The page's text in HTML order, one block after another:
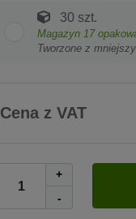
30 szt.
Magazyn 17
Tworzone z
Cena z VAT
+
-